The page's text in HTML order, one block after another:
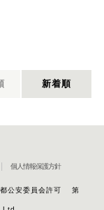
新着順
個人情報保護方針
都公安委員会許可 第